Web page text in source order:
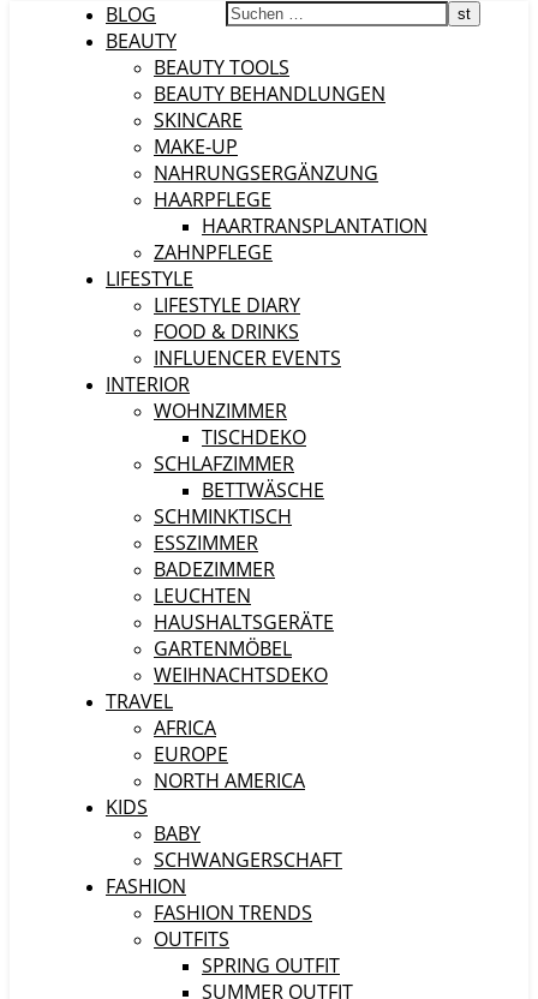
BLOG
BEAUTY
BEAUTY TOOLS
BEAUTY BEHANDLUNGEN
SKINCARE
MAKE-UP
NAHRUNGSERGÄNZUNG
HAARPFLEGE
HAARTRANSPLANTATION
ZAHNPFLEGE
LIFESTYLE
LIFESTYLE DIARY
FOOD & DRINKS
INFLUENCER EVENTS
INTERIOR
WOHNZIMMER
TISCHDEKO
SCHLAFZIMMER
BETTWÄSCHE
SCHMINKTISCH
ESSZIMMER
BADEZIMMER
LEUCHTEN
HAUSHALTSGERÄTE
GARTENMÖBEL
WEIHNACHTSDEKO
TRAVEL
AFRICA
EUROPE
NORTH AMERICA
KIDS
BABY
SCHWANGERSCHAFT
FASHION
FASHION TRENDS
OUTFITS
SPRING OUTFIT
SUMMER OUTFIT